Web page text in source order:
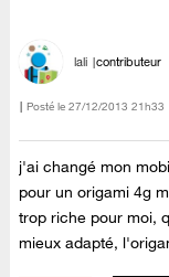
lali contributeur
Posté le ‎27/12/2013 21h33
j'ai changé mon
pour un origami 4g
trop riche pour moi,
mieux adapté,